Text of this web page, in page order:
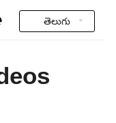
తెలుగు
Deutsch